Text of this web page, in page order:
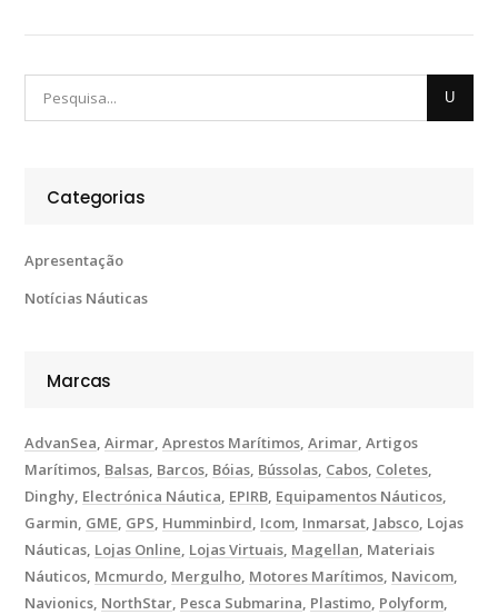
Categorias
Apresentação
Notícias Náuticas
Marcas
AdvanSea Airmar Aprestos Marítimos Arimar Artigos
Marítimos Balsas Barcos Bóias Bússolas Cabos Coletes
Dinghy Electrónica Náutica EPIRB Equipamentos Náuticos
Garmin GME GPS Humminbird Icom Inmarsat Jabsco Lojas
Náuticas Lojas Online Lojas Virtuais Magellan Materiais
Náuticos Mcmurdo Mergulho Motores Marítimos Navicom
Navionics NorthStar Pesca Submarina Plastimo Polyform